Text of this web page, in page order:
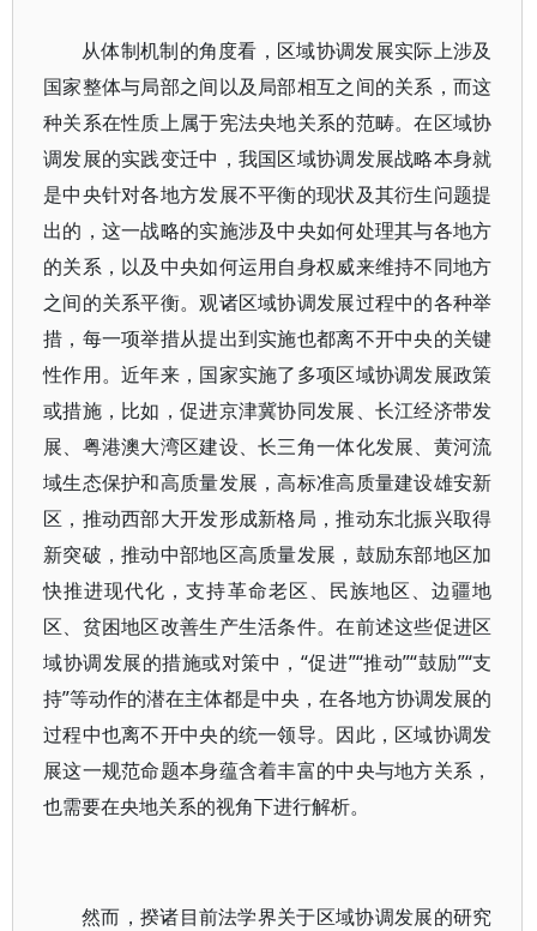
从体制机制的角度看，区域协调发展实际上涉及
国家整体与局部之间以及局部相互之间的关系，而这
种关系在性质上属于宪法央地关系的范畴。在区域协
调发展的实践变迁中，我国区域协调发展战略本身就
是中央针对各地方发展不平衡的现状及其衍生问题提
出的，这一战略的实施涉及中央如何处理其与各地方
的关系，以及中央如何运用自身权威来维持不同地方
之间的关系平衡。观诸区域协调发展过程中的各种举
措，每一项举措从提出到实施也都离不开中央的关键
性作用。近年来，国家实施了多项区域协调发展政策
或措施，比如，促进京津冀协同发展、长江经济带发
展、粤港澳大湾区建设、长三角一体化发展、黄河流
域生态保护和高质量发展，高标准高质量建设雄安新
区，推动西部大开发形成新格局，推动东北振兴取得
新突破，推动中部地区高质量发展，鼓励东部地区加
快推进现代化，支持革命老区、民族地区、边疆地
区、贫困地区改善生产生活条件。在前述这些促进区
域协调发展的措施或对策中，“促进”“推动”“鼓励”“支
持”等动作的潜在主体都是中央，在各地方协调发展的
过程中也离不开中央的统一领导。因此，区域协调发
展这一规范命题本身蕴含着丰富的中央与地方关系，
也需要在央地关系的视角下进行解析。
然而，揆诸目前法学界关于区域协调发展的研究